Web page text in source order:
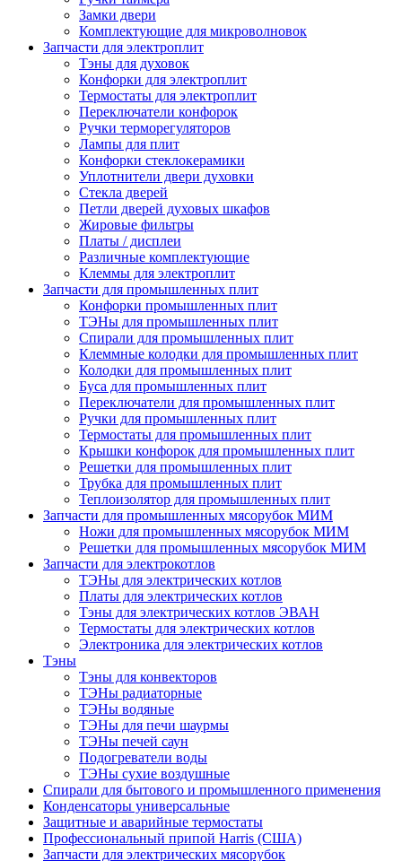
Замки двери
Комплектующие для микроволновок
Запчасти для электроплит
Тэны для духовок
Конфорки для электроплит
Термостаты для электроплит
Переключатели конфорок
Ручки терморегуляторов
Лампы для плит
Конфорки стеклокерамики
Уплотнители двери духовки
Стекла дверей
Петли дверей духовых шкафов
Жировые фильтры
Платы / дисплеи
Различные комплектующие
Клеммы для электроплит
Запчасти для промышленных плит
Конфорки промышленных плит
ТЭНы для промышленных плит
Спирали для промышленных плит
Клеммные колодки для промышленных плит
Колодки для промышленных плит
Буса для промышленных плит
Переключатели для промышленных плит
Ручки для промышленных плит
Термостаты для промышленных плит
Крышки конфорок для промышленных плит
Решетки для промышленных плит
Трубка для промышленных плит
Теплоизолятор для промышленных плит
Запчасти для промышленных мясорубок МИМ
Ножи для промышленных мясорубок МИМ
Решетки для промышленных мясорубок МИМ
Запчасти для электрокотлов
ТЭНы для электрических котлов
Платы для электрических котлов
Тэны для электрических котлов ЭВАН
Термостаты для электрических котлов
Электроника для электрических котлов
Тэны
Тэны для конвекторов
ТЭНы радиаторные
ТЭНы водяные
ТЭНы для печи шаурмы
ТЭНы печей саун
Подогреватели воды
ТЭНы сухие воздушные
Спирали для бытового и промышленного применения
Конденсаторы универсальные
Защитные и аварийные термостаты
Профессиональный припой Harris (США)
Запчасти для электрических мясорубок